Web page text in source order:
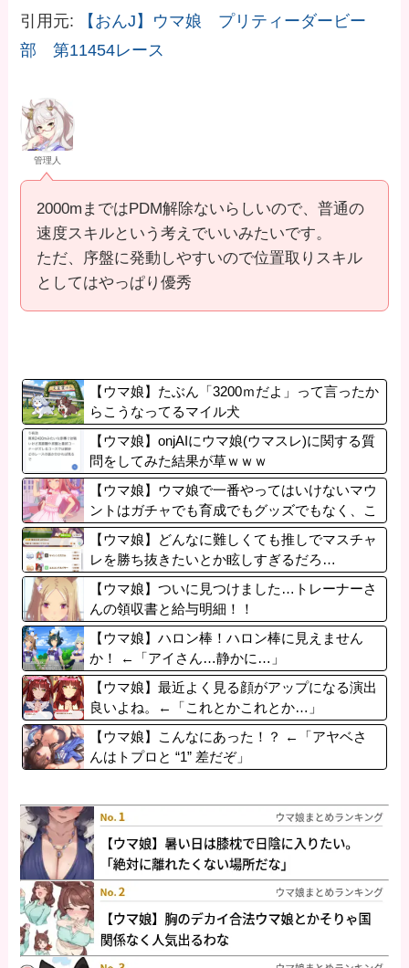
引用元:
【おんJ】ウマ娘 プリティーダービー
部 第11454レース
管理人
2000mまではPDM解除ないらしいので、普通の
速度スキルという考えでいいみたいです。
ただ、序盤に発動しやすいので位置取りスキル
としてはやっぱり優秀
【ウマ娘】たぶん「3200ｍだよ」って言ったか
らこうなってるマイル犬
【ウマ娘】onjAIにウマ娘(ウマスレ)に関する質
問をしてみた結果が草ｗｗｗ
【ウマ娘】ウマ娘で一番やってはいけないマウ
ントはガチャでも育成でもグッズでもなく、こ
れ。
【ウマ娘】どんなに難しくても推しでマスチャ
レを勝ち抜きたいとか眩しすぎるだろ…
【ウマ娘】ついに見つけました…トレーナーさ
んの領収書と給与明細！！
【ウマ娘】ハロン棒！ハロン棒に見えません
か！ ←「アイさん…静かに…」
【ウマ娘】最近よく見る顔がアップになる演出
良いよね。←「これとかこれとか…」
【ウマ娘】こんなにあった！？ ←「アヤベさ
んはトプロと “1” 差だぞ」